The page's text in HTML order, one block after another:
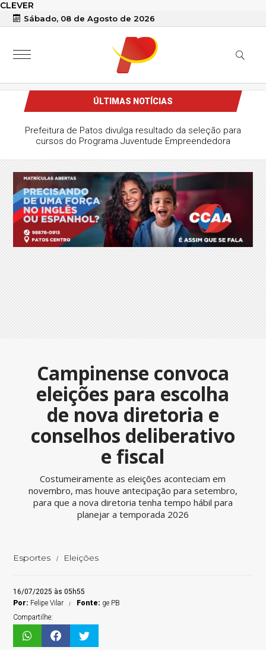
CLEVER
Sábado, 08 de Agosto de 2026
ÚLTIMAS NOTÍCIAS
Prefeitura de Patos divulga resultado da seleção para
cursos do Programa Juventude Empreendedora
Campinense convoca
eleições para escolha
de nova diretoria e
conselhos deliberativo
e fiscal
Costumeiramente as eleições aconteciam em
novembro, mas houve antecipação para setembro,
para que a nova diretoria tenha tempo hábil para
planejar a temporada 2026
Esportes Eleições
16/07/2025 às 05h55
Por: Felipe Vilar Fonte: ge PB
Compartilhe: